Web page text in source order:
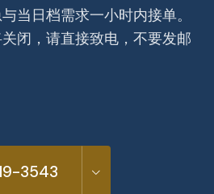
当日档需求一小时内接单。
闭，请直接致电，不要发邮
3543